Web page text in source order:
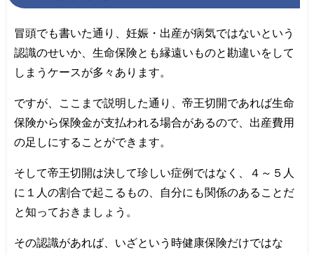
冒頭でも書いた通り、妊娠・出産が病気ではないという
認識のせいか、生命保険とも縁遠いものと勘違いをして
しまうケースが多々あります。
ですが、ここまで説明した通り、帝王切開であれば生命
保険から保険金が支払われる場合があるので、出産費用
の足しにすることができます。
そして帝王切開は決して珍しい症例ではなく、４～５人
に１人の割合で起こるもの、自分にも関係のあることだ
と知っておきましょう。
その認識があれば、いざという時健康保険だけではな